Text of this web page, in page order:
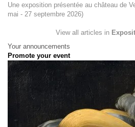
Une exposition présentée au château de
mai - 27 septembre 2026)
View all articles in
Your announcements
Promote your event